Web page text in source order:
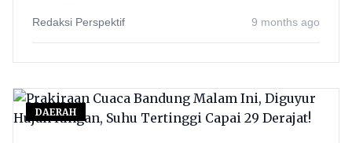
Redaksi Perspektif 9 months ago
DAERAH